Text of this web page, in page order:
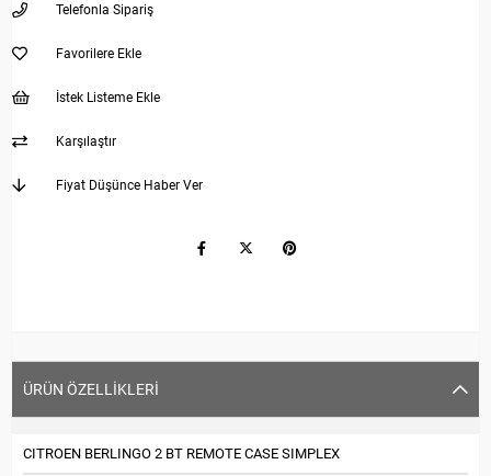
Telefonla Sipariş
Favorilere Ekle
İstek Listeme Ekle
Karşılaştır
Fiyat Düşünce Haber Ver
ÜRÜN ÖZELLIKLERI
CITROEN BERLINGO 2 BT REMOTE CASE SIMPLEX